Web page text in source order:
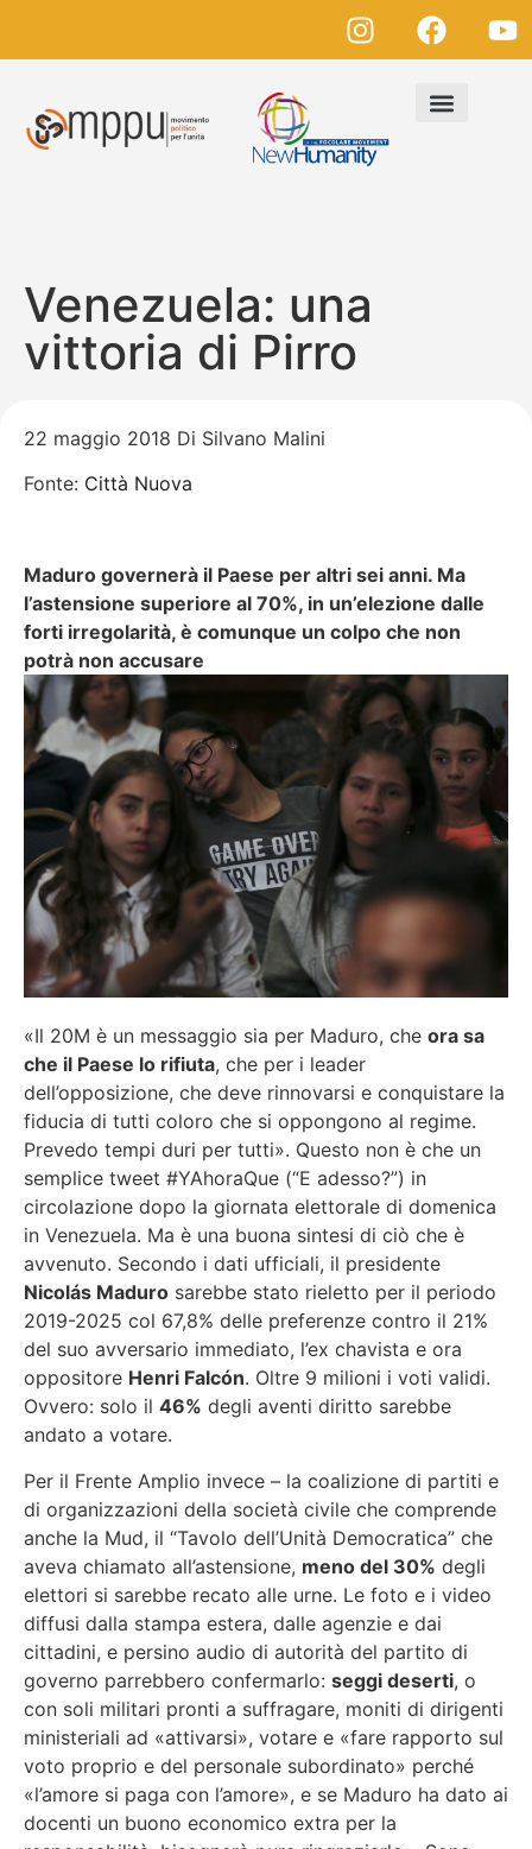
Venezuela: una
vittoria di Pirro
22 maggio 2018 Di Silvano Malini
Fonte: Città Nuova
Maduro governerà il Paese per altri sei anni. Ma
l’astensione superiore al 70%, in un’elezione dalle
forti irregolarità, è comunque un colpo che non
potrà non accusare
«Il 20M è un messaggio sia per Maduro, che ora sa
che il Paese lo rifiuta, che per i leader
dell’opposizione, che deve rinnovarsi e conquistare la
fiducia di tutti coloro che si oppongono al regime.
Prevedo tempi duri per tutti». Questo non è che un
semplice tweet #YAhoraQue (“E adesso?”) in
circolazione dopo la giornata elettorale di domenica
in Venezuela. Ma è una buona sintesi di ciò che è
avvenuto. Secondo i dati ufficiali, il presidente
Nicolás Maduro sarebbe stato rieletto per il periodo
2019-2025 col 67,8% delle preferenze contro il 21%
del suo avversario immediato, l’ex chavista e ora
oppositore Henri Falcón. Oltre 9 milioni i voti validi.
Ovvero: solo il 46% degli aventi diritto sarebbe
andato a votare.
Per il Frente Amplio invece – la coalizione di partiti e
di organizzazioni della società civile che comprende
anche la Mud, il “Tavolo dell’Unità Democratica” che
aveva chiamato all’astensione, meno del 30% degli
elettori si sarebbe recato alle urne. Le foto e i video
diffusi dalla stampa estera, dalle agenzie e dai
cittadini, e persino audio di autorità del partito di
governo parrebbero confermarlo: seggi deserti, o
con soli militari pronti a suffragare, moniti di dirigenti
ministeriali ad «attivarsi», votare e «fare rapporto sul
voto proprio e del personale subordinato» perché
«l’amore si paga con l’amore», e se Maduro ha dato ai
docenti un buono economico extra per la